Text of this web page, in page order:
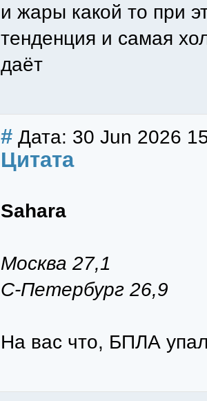
и жары какой то при
тенденция и самая
даёт
# Дата: 30 Jun 2026
Цитата
Sahara
Москва 27,1
С-Петербург 26,9
На вас что, БПЛА